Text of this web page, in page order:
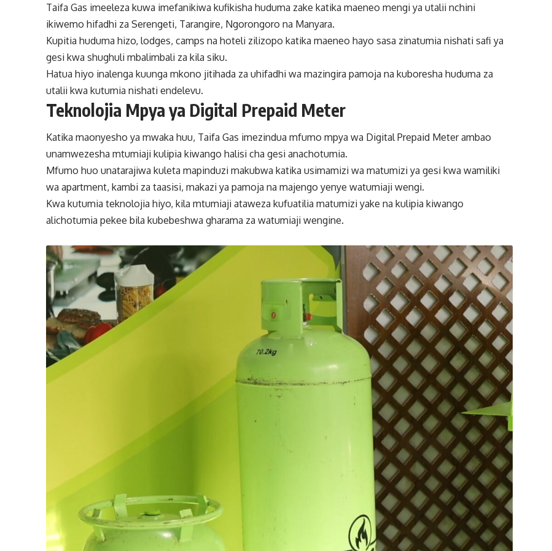
Taifa Gas imeeleza kuwa imefanikiwa kufikisha huduma zake katika maeneo mengi ya utalii nchini
ikiwemo hifadhi za Serengeti, Tarangire, Ngorongoro na Manyara.
Kupitia huduma hizo, lodges, camps na hoteli zilizopo katika maeneo hayo sasa zinatumia nishati safi ya
gesi kwa shughuli mbalimbali za kila siku.
Hatua hiyo inalenga kuunga mkono jitihada za uhifadhi wa mazingira pamoja na kuboresha huduma za
utalii kwa kutumia nishati endelevu.
Teknolojia Mpya ya Digital Prepaid Meter
Katika maonyesho ya mwaka huu, Taifa Gas imezindua mfumo mpya wa Digital Prepaid Meter ambao
unamwezesha mtumiaji kulipia kiwango halisi cha gesi anachotumia.
Mfumo huo unatarajiwa kuleta mapinduzi makubwa katika usimamizi wa matumizi ya gesi kwa wamiliki
wa apartment, kambi za taasisi, makazi ya pamoja na majengo yenye watumiaji wengi.
Kwa kutumia teknolojia hiyo, kila mtumiaji ataweza kufuatilia matumizi yake na kulipia kiwango
alichotumia pekee bila kubebeshwa gharama za watumiaji wengine.